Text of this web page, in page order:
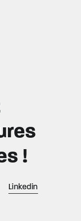
!
Linkedin